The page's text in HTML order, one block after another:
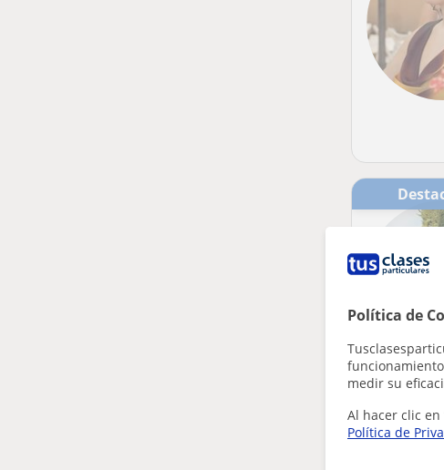
Política de
medir su
Al hacer clic en
Política de